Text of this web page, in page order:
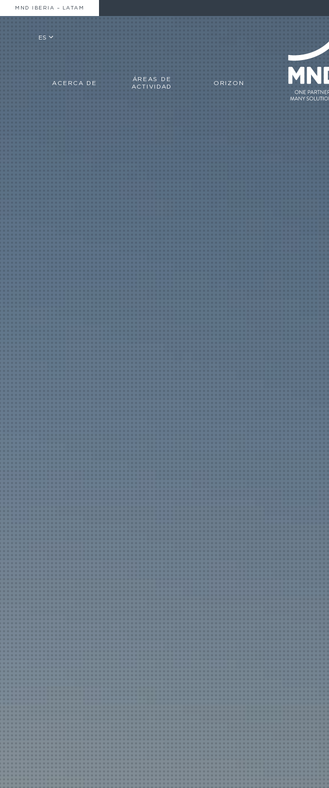
MND IBERIA – LATAM
ES
ACERCA DE
ÁREAS DE
ACTIVIDAD
ORIZON